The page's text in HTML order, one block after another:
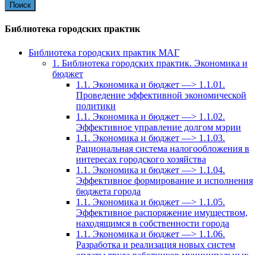
Библиотека городских практик
Библиотека городских практик МАГ
1. Библиотека городских практик. Экономика и
бюджет
1.1. Экономика и бюджет —> 1.1.01.
Проведение эффективной экономической
политики
1.1. Экономика и бюджет —> 1.1.02.
Эффективное управление долгом мэрии
1.1. Экономика и бюджет —> 1.1.03.
Рациональная система налогообложения в
интересах городского хозяйства
1.1. Экономика и бюджет —> 1.1.04.
Эффективное формирование и исполнения
бюджета города
1.1. Экономика и бюджет —> 1.1.05.
Эффективное распоряжение имуществом,
находящимся в собственности города
1.1. Экономика и бюджет —> 1.1.06.
Разработка и реализация новых систем